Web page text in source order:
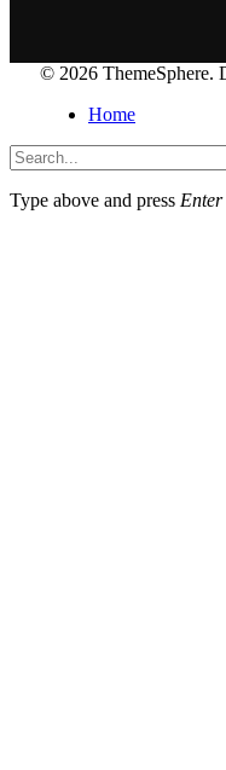
© 2026 ThemeSphere.
Home
Type above and press Enter